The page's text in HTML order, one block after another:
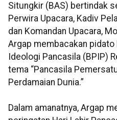
Situngkir (BAS) bertindak
Perwira Upacara, Kadiv
dan Komandan Upacara,
Argap membacakan pidato
Ideologi Pancasila (BPIP)
tema “Pancasila
Perdamaian Dunia.”
Dalam amanatnya, Argap